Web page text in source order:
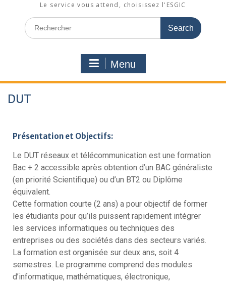
Le service vous attend, choisissez l'ESGIC
Menu
DUT
Présentation et Objectifs:
Le DUT réseaux et télécommunication est une formation
Bac + 2 accessible après obtention d’un BAC généraliste
(en priorité Scientifique) ou d’un BT2 ou Diplôme
équivalent.
Cette formation courte (2 ans) a pour objectif de former
les étudiants pour qu’ils puissent rapidement intégrer
les services informatiques ou techniques des
entreprises ou des sociétés dans des secteurs variés.
La formation est organisée sur deux ans, soit 4
semestres. Le programme comprend des modules
d’informatique, mathématiques, électronique,